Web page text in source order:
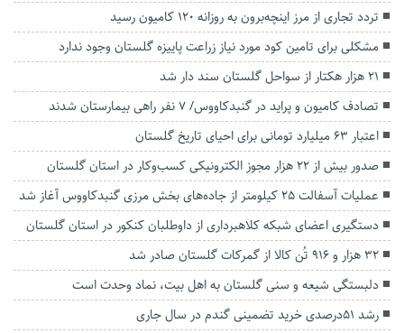
تردد تجاری از مرز اینچه‌برون به روزانه ۱۲۰ کامیون رسید
مشکلی برای تامین کود مورد نیاز زراعت پاییزه گلستان وجود ندارد
۲۱ هزار هکتار از سواحل گلستان سند دار شد
تصادف کامیون و پراید در گنبدکاووس/ ۷ نفر راهی بیمارستان شدند
اعتبار ۶۳ میلیارد تومانی برای احیای تاریخ گلستان
صدور بیش از ۲۲ هزار مجوز الکترونیکی کسب‌وکار در استان گلستان
عملیات آسفالت ۲۵ کیلومتر از جاده‌های بخش مرزی گنبدکاووس آغاز شد
دستگیری اعضای شبکه کلاهبرداری از داوطلبان کنکور در استان گلستان
۳۲ هزار و ۹۱۶ تُن کالا از گمرکات گلستان صادر شد
دلبستگی شیعه و سنی گلستان به اهل بیت، نماد وحدت است
رشد ۵۱‌درصدی خرید تضمینی گندم در سال جاری